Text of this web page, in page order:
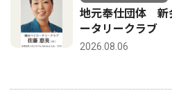
地元奉仕団体 新
ータリークラブ
2026.08.06